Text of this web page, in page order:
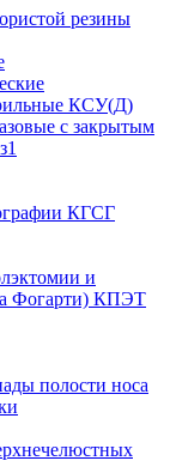
резины
КСУ(Д)
с закрытым
КГСГ
и
Фогарти) КПЭТ
полости носа